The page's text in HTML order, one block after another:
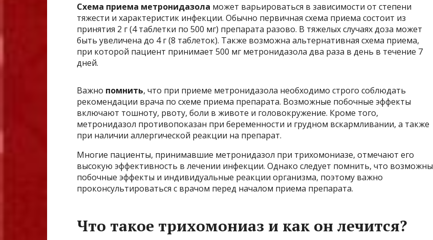
Схема приема метронидазола может варьироваться в зависимости от степени
тяжести и характеристик инфекции. Обычно первичная схема приема состоит из
принятия 2 г (4 таблетки по 500 мг) препарата разово. В тяжелых случаях доза может
быть увеличена до 4 г (8 таблеток). Также возможна альтернативная схема приема,
при которой пациент принимает 500 мг метронидазола два раза в день в течение 7
дней.
Важно помнить, что при приеме метронидазола необходимо строго соблюдать
рекомендации врача по схеме приема препарата. Возможные побочные эффекты
включают тошноту, рвоту, боли в животе и головокружение. Кроме того,
метронидазол противопоказан при беременности и грудном вскармливании, а также
при наличии аллергической реакции на препарат.
Многие пациенты, принимавшие метронидазол при трихомониазе, отмечают его
высокую эффективность в лечении инфекции. Однако следует помнить, что возможны
побочные эффекты и индивидуальные реакции организма, поэтому важно
проконсультироваться с врачом перед началом приема препарата.
Что такое трихомониаз и как он лечится?